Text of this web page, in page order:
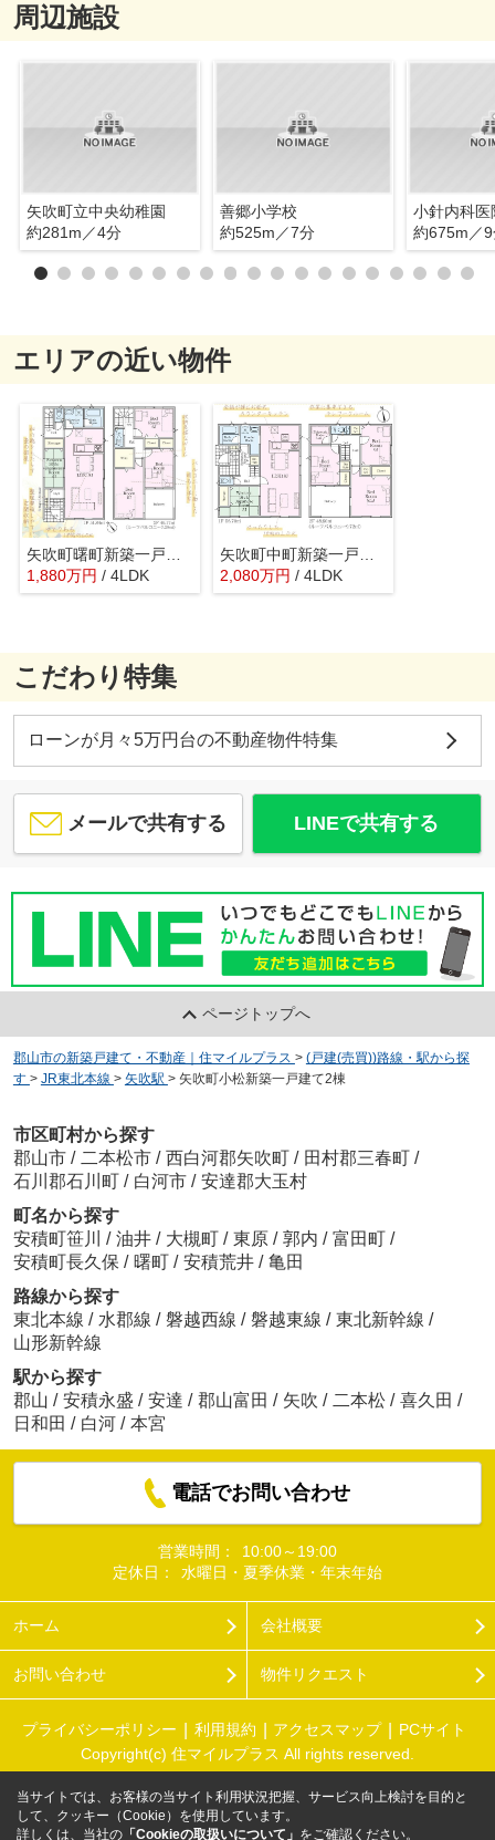
周辺施設
矢吹町立中央幼稚園
約281m／4分
善郷小学校
約525m／7分
小針内科医
約675m／
エリアの近い物件
1,880万円 / 4LDK
2,080万円 / 4LDK
こだわり特集
ローンが月々5万円台の不動産物件特集
メールで共有する LINEで共有する
ページトップへ
郡山市の新築戸建て・不動産｜住マイルプラス > (戸建(売買))路線・駅から探
す > JR東北本線 > 矢吹駅 > 矢吹町小松新築一戸建て2棟
市区町村から探す
郡山市 / 二本松市 / 西白河郡矢吹町 / 田村郡三春町 /
石川郡石川町 / 白河市 / 安達郡大玉村
町名から探す
安積町笹川 / 油井 / 大槻町 / 東原 / 郭内 / 富田町 /
安積町長久保 / 曙町 / 安積荒井 / 亀田
路線から探す
東北本線 / 水郡線 / 磐越西線 / 磐越東線 / 東北新幹線 /
山形新幹線
駅から探す
郡山 / 安積永盛 / 安達 / 郡山富田 / 矢吹 / 二本松 / 喜久田 /
日和田 / 白河 / 本宮
電話でお問い合わせ
営業時間：
10:00～19:00
定休日：
水曜日・夏季休業・年末年始
ホーム 会社概要
お問い合わせ 物件リクエスト
プライバシーポリシー 利用規約 アクセスマップ
PCサイト
Copyright(c) 住マイルプラス All rights reserved.
当サイトでは、お客様の当サイト利用状況把握、サービス向上検討を目的と
して、クッキー（Cookie）を使用しています。
詳しくは、当社の 「Cookieの取扱いについて」 をご確認ください。